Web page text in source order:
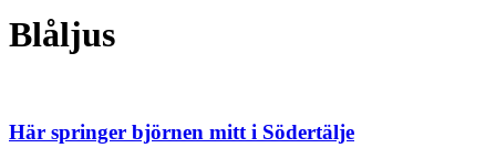
Blåljus
Här springer björnen mitt i Södertälje